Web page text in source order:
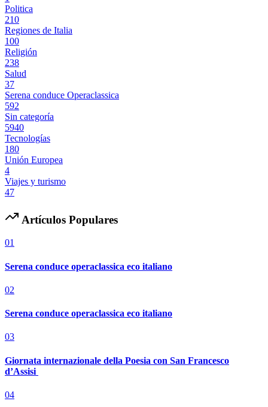
Politica
210
Regiones de Italia
100
Religión
238
Salud
37
Serena conduce Operaclassica
592
Sin categoría
5940
Tecnologías
180
Unión Europea
4
Viajes y turismo
47
Artículos Populares
01
Serena conduce operaclassica eco italiano
02
Serena conduce operaclassica eco italiano
03
Giornata internazionale della Poesia con San Francesco
d’Assisi
04